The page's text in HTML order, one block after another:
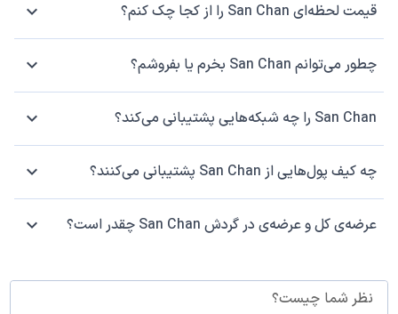
قیمت لحظه‌ای San Chan را از کجا چک کنم؟
چطور می‌توانم San Chan بخرم یا بفروشم؟
San Chan را چه شبکه‌هایی پشتیبانی می‌کند؟
چه کیف پول‌هایی از San Chan پشتیبانی می‌کنند؟
عرضه‌ی کل و عرضه‌ی در گردش San Chan چقدر است؟
نظر شما چیست؟